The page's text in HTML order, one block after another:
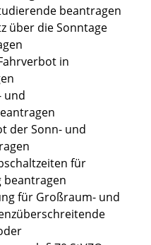
beantragen
über die Sonntage
in
und
der Sonn- und
für
beantragen
für Großraum- und